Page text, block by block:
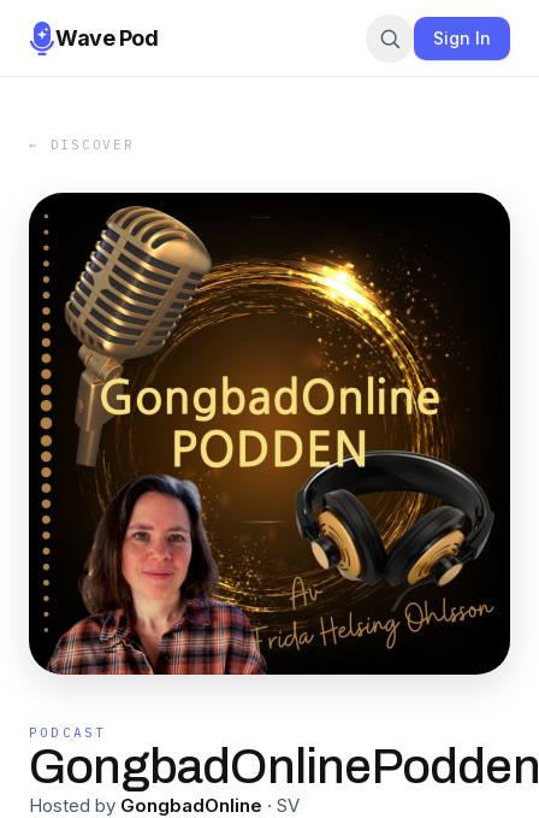
Wave Pod Sign In
← DISCOVER
PODCAST
GongbadOnlinePodden
Hosted by GongbadOnline · SV